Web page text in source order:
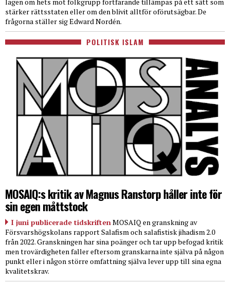
stärker rättsstaten eller om den blivit alltför oförutsägbar. De
frågorna ställer sig Edward Nordén.
POLITISK ISLAM
MOSAIQ:s kritik av Magnus Ranstorp håller inte för
sin egen måttstock
I juni publicerade tidskriftenMOSAIQ en granskning av
Försvarshögskolans rapport Salafism och salafistisk jihadism 2.0
från 2022. Granskningen har sina poänger och tar upp befogad kritik
men trovärdigheten faller eftersom granskarna inte själva på någon
punkt eller i någon större omfattning själva lever upp till sina egna
kvalitetskrav.